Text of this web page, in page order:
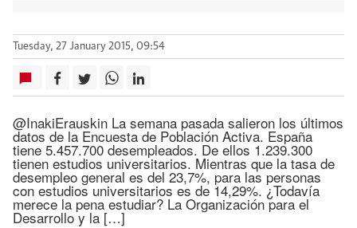
Tuesday, 27 January 2015, 09:54
@InakiErauskin La semana pasada salieron los últimos
datos de la Encuesta de Población Activa. España
tiene 5.457.700 desempleados. De ellos 1.239.300
tienen estudios universitarios. Mientras que la tasa de
desempleo general es del 23,7%, para las personas
con estudios universitarios es de 14,29%. ¿Todavía
merece la pena estudiar? La Organización para el
Desarrollo y la […]